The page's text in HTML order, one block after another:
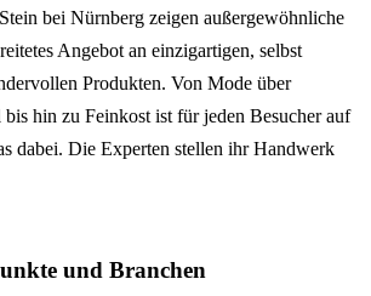
bei Nürnberg zeigen außergewöhnliche
Angebot an einzigartigen, selbst
Produkten. Von Mode über
hin zu Feinkost ist für jeden Besucher auf
dabei. Die Experten stellen ihr Handwerk
am Herstellungsprozess teilhaben. Mit
wird der Besuch der Weihnachtsmesse
darf man nämlich nicht nur zuschauen,
und Branchen